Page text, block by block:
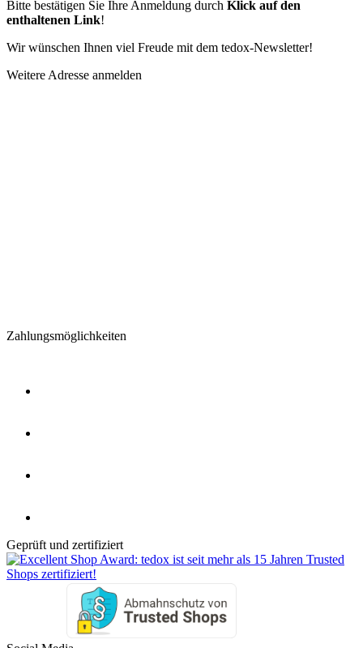
Bitte bestätigen Sie Ihre Anmeldung durch Klick auf den
enthaltenen Link!
Wir wünschen Ihnen viel Freude mit dem tedox-Newsletter!
Weitere Adresse anmelden
Zahlungs­möglich­keiten
Geprüft und zertifiziert